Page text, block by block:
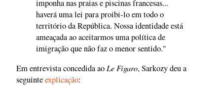
imponha nas praias e piscinas francesas...
haverá uma lei para proibi-lo em todo o
território da República. Nossa identidade está
ameaçada ao aceitarmos uma política de
imigração que não faz o menor sentido."
Em entrevista concedida ao Le Figaro, Sarkozy deu a
seguinteexplicação: